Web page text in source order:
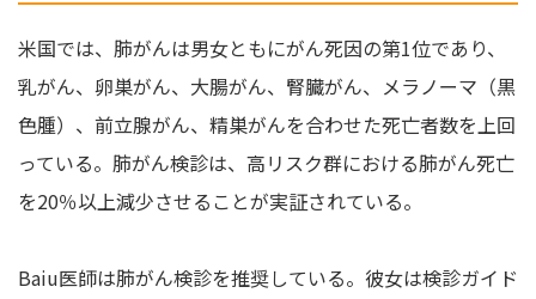
米国では、肺がんは男女ともにがん死因の第1位であり、
乳がん、卵巣がん、大腸がん、腎臓がん、メラノーマ（黒
色腫）、前立腺がん、精巣がんを合わせた死亡者数を上回
っている。肺がん検診は、高リスク群における肺がん死亡
を20％以上減少させることが実証されている。
Baiu医師は肺がん検診を推奨している。彼女は検診ガイド